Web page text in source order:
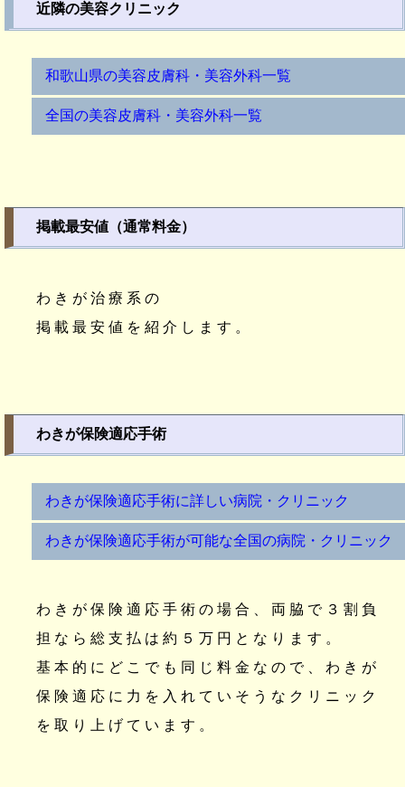
近隣の美容クリニック
和歌山県の美容皮膚科・美容外科一覧
全国の美容皮膚科・美容外科一覧
掲載最安値（通常料金）
わきが治療系の
掲載最安値を紹介します。
わきが保険適応手術
わきが保険適応手術に詳しい病院・クリニック
わきが保険適応手術が可能な全国の病院・クリニック
わきが保険適応手術の場合、両脇で３割負
担なら総支払は約５万円となります。
基本的にどこでも同じ料金なので、わきが
保険適応に力を入れていそうなクリニック
を取り上げています。